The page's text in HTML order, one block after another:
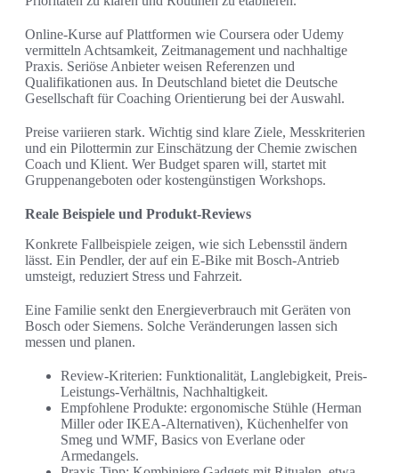
Online-Kurse auf Plattformen wie Coursera oder Udemy
vermitteln Achtsamkeit, Zeitmanagement und nachhaltige
Praxis. Seriöse Anbieter weisen Referenzen und
Qualifikationen aus. In Deutschland bietet die Deutsche
Gesellschaft für Coaching Orientierung bei der Auswahl.
Preise variieren stark. Wichtig sind klare Ziele, Messkriterien
und ein Pilottermin zur Einschätzung der Chemie zwischen
Coach und Klient. Wer Budget sparen will, startet mit
Gruppenangeboten oder kostengünstigen Workshops.
Reale Beispiele und Produkt-Reviews
Konkrete Fallbeispiele zeigen, wie sich Lebensstil ändern
lässt. Ein Pendler, der auf ein E‑Bike mit Bosch-Antrieb
umsteigt, reduziert Stress und Fahrzeit.
Eine Familie senkt den Energieverbrauch mit Geräten von
Bosch oder Siemens. Solche Veränderungen lassen sich
messen und planen.
Review-Kriterien: Funktionalität, Langlebigkeit, Preis-
Leistungs-Verhältnis, Nachhaltigkeit.
Empfohlene Produkte: ergonomische Stühle (Herman
Miller oder IKEA-Alternativen), Küchenhelfer von
Smeg und WMF, Basics von Everlane oder
Armedangels.